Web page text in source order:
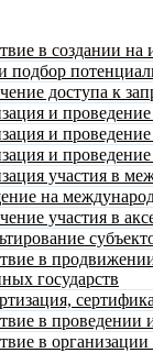
в создании
подбор
доступа к
и
и
и
участия в
на
участия в
в
государств
в проведении
в